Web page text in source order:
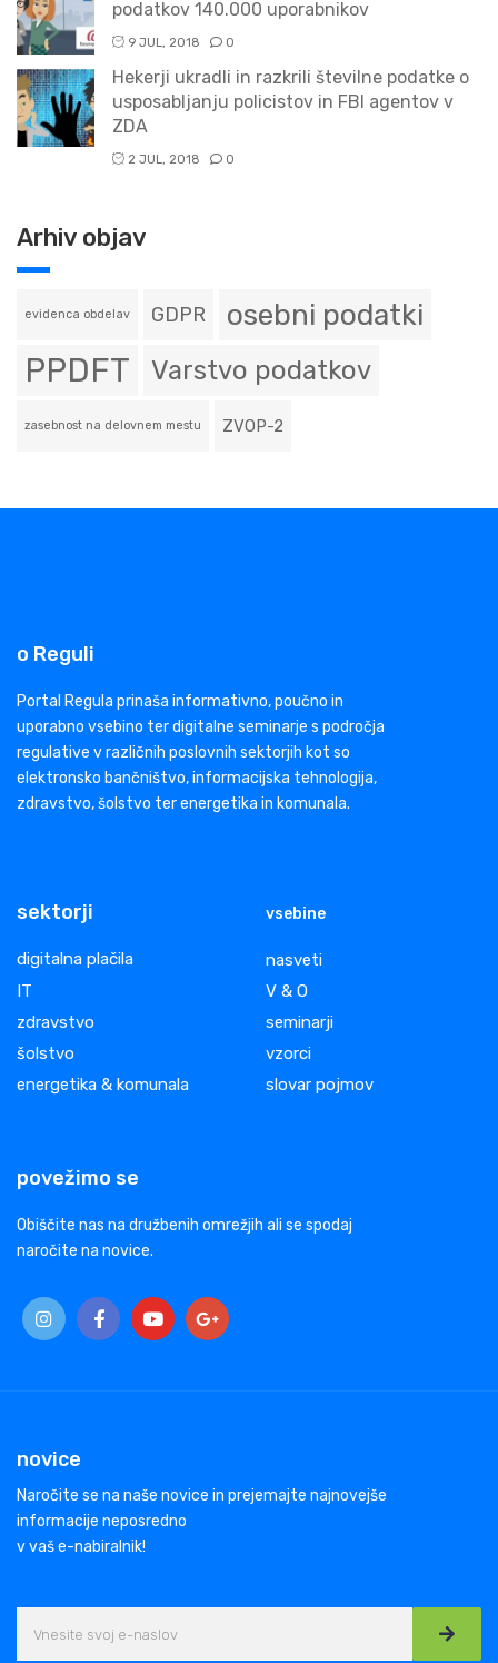
podatkov 140.000 uporabnikov
9 JUL, 2018 0
Hekerji ukradli in razkrili številne podatke o
usposabljanju policistov in FBI agentov v
ZDA
2 JUL, 2018 0
Arhiv objav
evidenca obdelav GDPR osebni podatki
PPDFT Varstvo podatkov
zasebnost na delovnem mestu ZVOP-2
o Reguli
Portal Regula prinaša informativno, poučno in
uporabno vsebino ter digitalne seminarje s področja
regulative v različnih poslovnih sektorjih kot so
elektronsko bančništvo, informacijska tehnologija,
zdravstvo, šolstvo ter energetika in komunala.
sektorji
digitalna plačila
IT
zdravstvo
šolstvo
energetika & komunala
vsebine
nasveti
V & O
seminarji
vzorci
slovar pojmov
povežimo se
Obiščite nas na družbenih omrežjih ali se spodaj
naročite na novice.
novice
Naročite se na naše novice in prejemajte najnovejše
informacije neposredno
v vaš e-nabiralnik!